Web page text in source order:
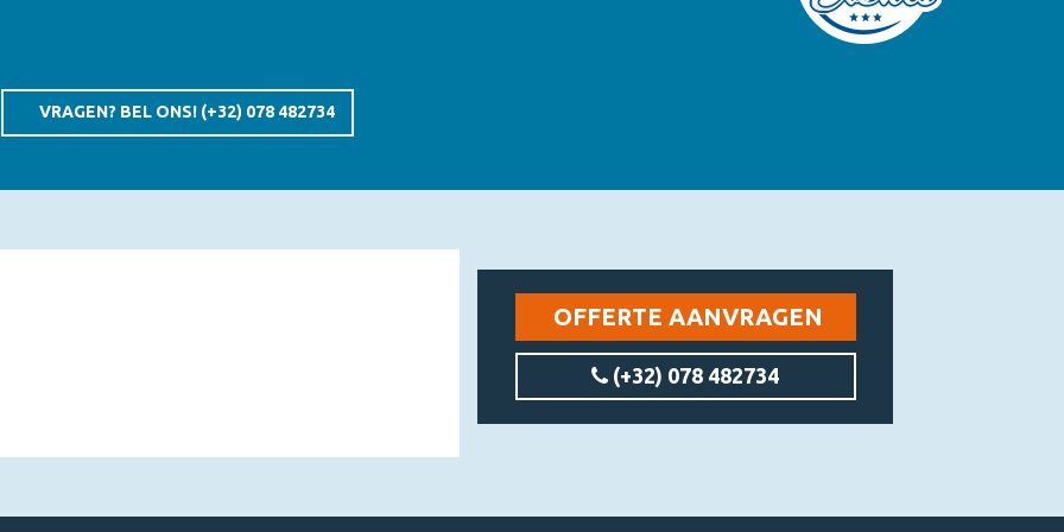
alles in een sportieve finale waar timing en
en Engels
Duitsland
VRAGEN? BEL ONS! (+32) 078 482734
OFFERTE AANVRAGEN
(+32) 078 482734